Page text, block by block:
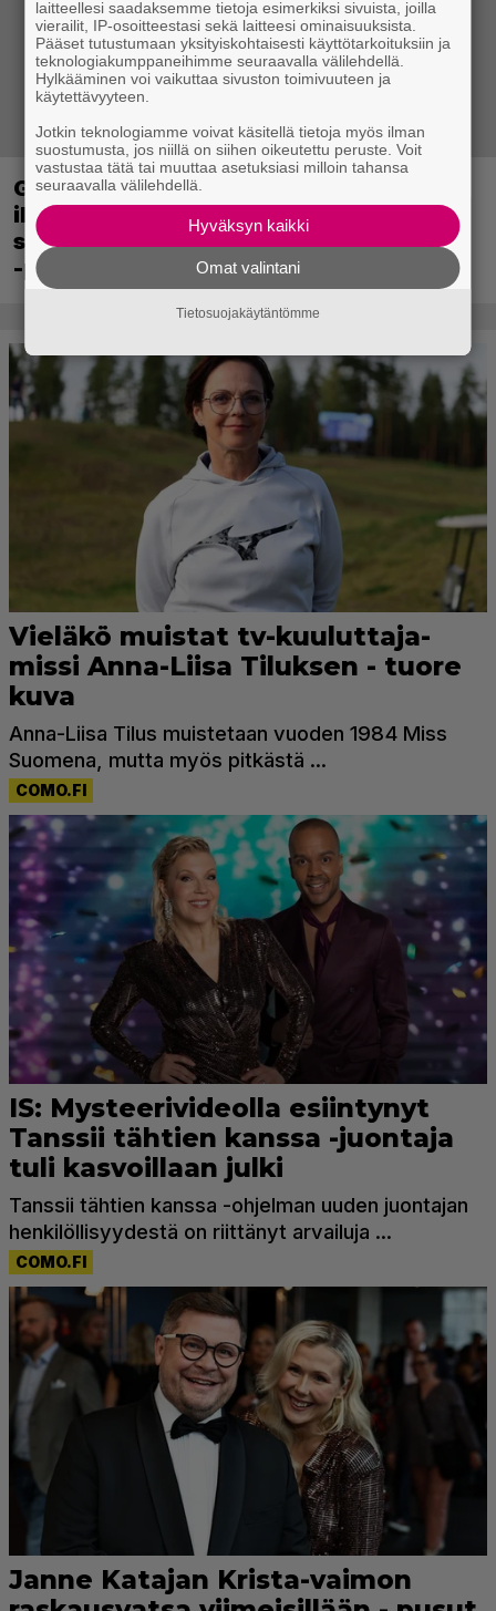
Ghost Recon 25 vuotta: nappaa nyt
ilmaiseksi Ghost Recon: Future Soldier
sekä merkittävä Ghost Recon Wildlands
-päivitys
laitteellesi saadaksemme tietoja esimerkiksi sivuista, joilla
vierailit, IP-osoitteestasi sekä laitteesi ominaisuuksista.
Pääset tutustumaan yksityiskohtaisesti käyttötarkoituksiin ja
teknologiakumppaneihimme seuraavalla välilehdellä.
Hylkääminen voi vaikuttaa sivuston toimivuuteen ja
käytettävyyteen.
Jotkin teknologiamme voivat käsitellä tietoja myös ilman
suostumusta, jos niillä on siihen oikeutettu peruste. Voit
vastustaa tätä tai muuttaa asetuksiasi milloin tahansa
seuraavalla välilehdellä.
Hyväksyn kaikki
Omat valintani
Tietosuojakäytäntömme